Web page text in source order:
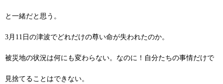
と一緒だと思う。
3月11日の津波でどれだけの尊い命が失われたのか。
被災地の状況は何にも変わらない。なのに！自分たちの事情だけで
見捨てることはできない。